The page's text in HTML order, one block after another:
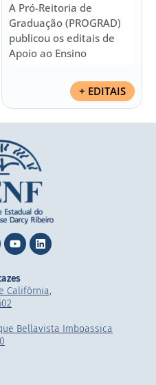
A Pró-Reitoria de
Graduação (PROGRAD)
publicou os editais de
Apoio ao Ensino
+ EDITAIS
Califórnia,
Bellavista Imboassica